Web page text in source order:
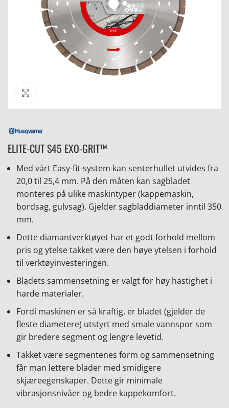
ELITE-CUT S45 EXO-GRIT™
Med vårt Easy-fit-system kan senterhullet utvides fra
20,0 til 25,4 mm. På den måten kan sagbladet
monteres på ulike maskintyper (kappemaskin,
bordsag, gulvsag). Gjelder sagbladdiameter inntil 350
mm.
Dette diamantverktøyet har et godt forhold mellom
pris og ytelse takket være den høye ytelsen i forhold
til verktøyinvesteringen.
Bladets sammensetning er valgt for høy hastighet i
harde materialer.
Fordi maskinen er så kraftig, er bladet (gjelder de
fleste diametere) utstyrt med smale vannspor som
gir bredere segment og lengre levetid.
Takket være segmentenes form og sammensetning
får man lettere blader med smidigere
skjæreegenskaper. Dette gir minimale
vibrasjonsnivåer og bedre kappekomfort.